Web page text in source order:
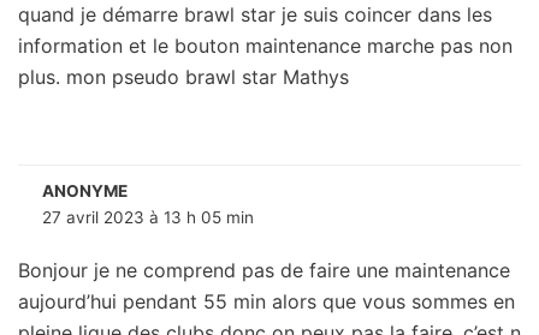
quand je démarre brawl star je suis coincer dans les
information et le bouton maintenance marche pas non
plus. mon pseudo brawl star Mathys
ANONYME
27 avril 2023 à 13 h 05 min
Bonjour je ne comprend pas de faire une maintenance
aujourd’hui pendant 55 min alors que vous sommes en